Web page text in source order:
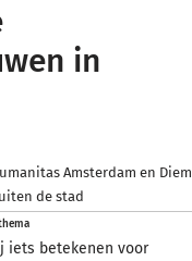
in
Amsterdam en
de stad
iets betekenen voor